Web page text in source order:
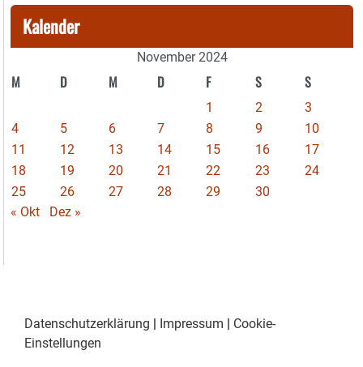
Kalender
November 2024
M D M D F S S
1 2
3
4
5 6 7 8 9
10
11
12 13 14 15 16
17
18
19 20 21 22 23
24
25
26 27 28 29
30
« Okt
Dez »
Datenschutzerklärung Impressum
Cookie-
Einstellungen